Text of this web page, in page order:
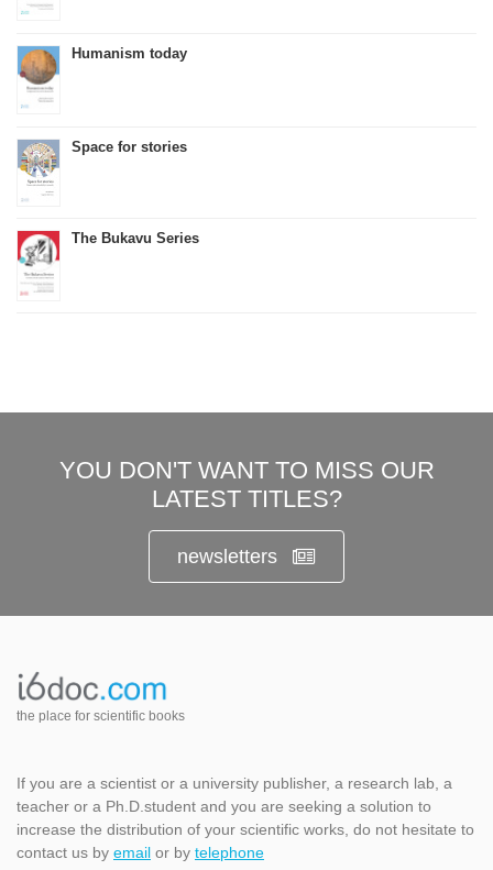
Humanism today
Space for stories
The Bukavu Series
YOU DON'T WANT TO MISS OUR
LATEST TITLES?
newsletters
the place for scientific books
If you are a scientist or a university publisher, a research lab, a
teacher or a Ph.D.student and you are seeking a solution to
increase the distribution of your scientific works, do not hesitate to
contact us by email or by telephone